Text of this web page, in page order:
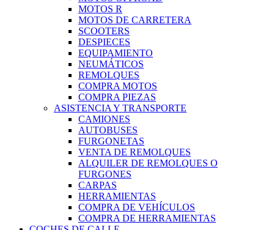
MOTOS R
MOTOS DE CARRETERA
SCOOTERS
DESPIECES
EQUIPAMIENTO
NEUMÁTICOS
REMOLQUES
COMPRA MOTOS
COMPRA PIEZAS
ASISTENCIA Y TRANSPORTE
CAMIONES
AUTOBUSES
FURGONETAS
VENTA DE REMOLQUES
ALQUILER DE REMOLQUES O
FURGONES
CARPAS
HERRAMIENTAS
COMPRA DE VEHÍCULOS
COMPRA DE HERRAMIENTAS